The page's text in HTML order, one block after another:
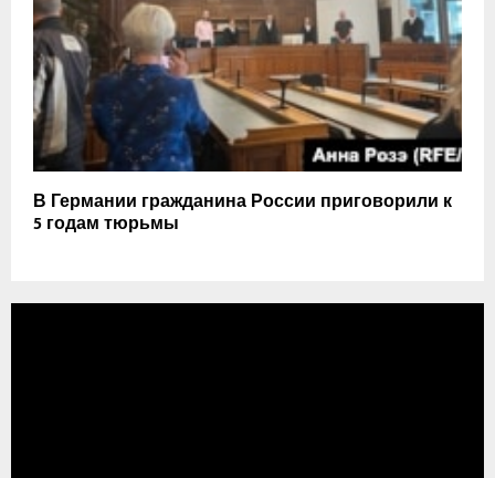
В Германии гражданина России приговорили к
5 годам тюрьмы